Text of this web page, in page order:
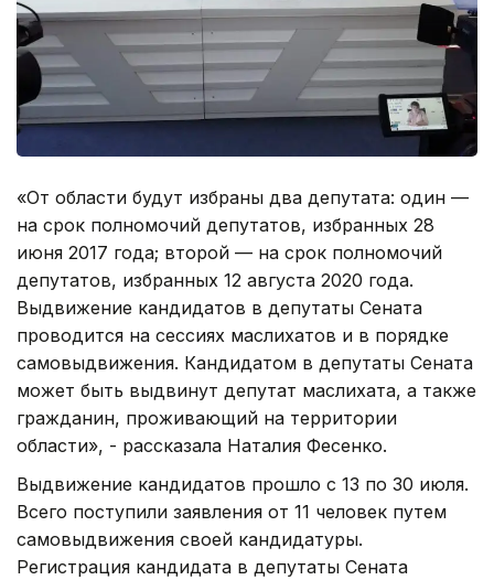
«От области будут избраны два депутата: один —
на срок полномочий депутатов, избранных 28
июня 2017 года; второй — на срок полномочий
депутатов, избранных 12 августа 2020 года.
Выдвижение кандидатов в депутаты Сената
проводится на сессиях маслихатов и в порядке
самовыдвижения. Кандидатом в депутаты Сената
может быть выдвинут депутат маслихата, а также
гражданин, проживающий на территории
области», - рассказала Наталия Фесенко.
Выдвижение кандидатов прошло с 13 по 30 июля.
Всего поступили заявления от 11 человек путем
самовыдвижения своей кандидатуры.
Регистрация кандидата в депутаты Сената